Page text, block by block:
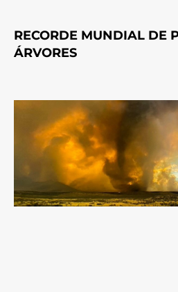
RECORDE MUNDIAL DE
ÁRVORES